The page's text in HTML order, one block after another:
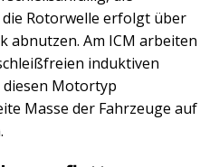
Rotorwelle erfolgt über
abnutzen. Am ICM arbeiten
induktiven
Motortyp
Masse der Fahrzeuge auf